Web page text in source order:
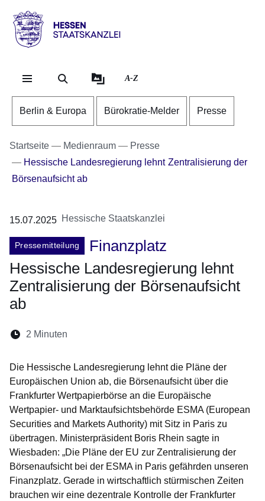
Hessen
Staatskanzlei
A-Z
Berlin & Europa Bürokratie-Melder Presse
Startseite Medienraum
Presse
Hessische Landesregierung lehnt Zentralisierung der
Börsenaufsicht ab
15.07.2025 Hessische Staatskanzlei
Pressemitteilung
Finanzplatz
Hessische Landesregierung lehnt
Zentralisierung der Börsenaufsicht
ab
Lesedauer:
2 Minuten
Die Hessische Landesregierung lehnt die Pläne der
Europäischen Union ab, die Börsenaufsicht über die
Frankfurter Wertpapierbörse an die Europäische
Wertpapier- und Marktaufsichtsbehörde ESMA (European
Securities and Markets Authority) mit Sitz in Paris zu
übertragen. Ministerpräsident Boris Rhein sagte in
Wiesbaden: „Die Pläne der EU zur Zentralisierung der
Börsenaufsicht bei der ESMA in Paris gefährden unseren
Finanzplatz. Gerade in wirtschaftlich stürmischen Zeiten
brauchen wir eine dezentrale Kontrolle der Frankfurter